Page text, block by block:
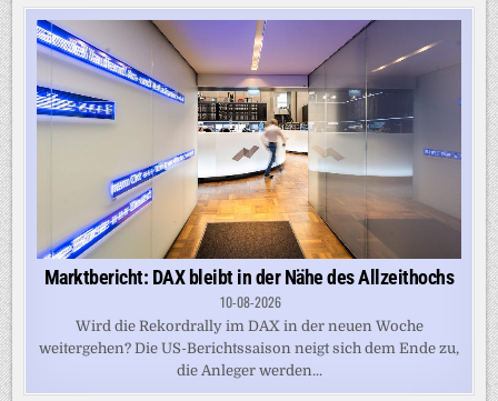
Marktbericht: DAX bleibt in der Nähe des Allzeithochs
10-08-2026
Wird die Rekordrally im DAX in der neuen Woche
weitergehen? Die US-Berichtssaison neigt sich dem Ende zu,
die Anleger werden...